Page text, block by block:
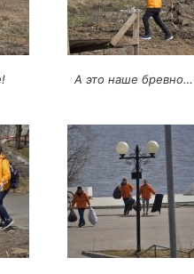
А это наше бревно…